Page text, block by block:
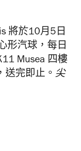
將於10月5日
形汽球， 每日
Musea 四樓
送完即止。 尖